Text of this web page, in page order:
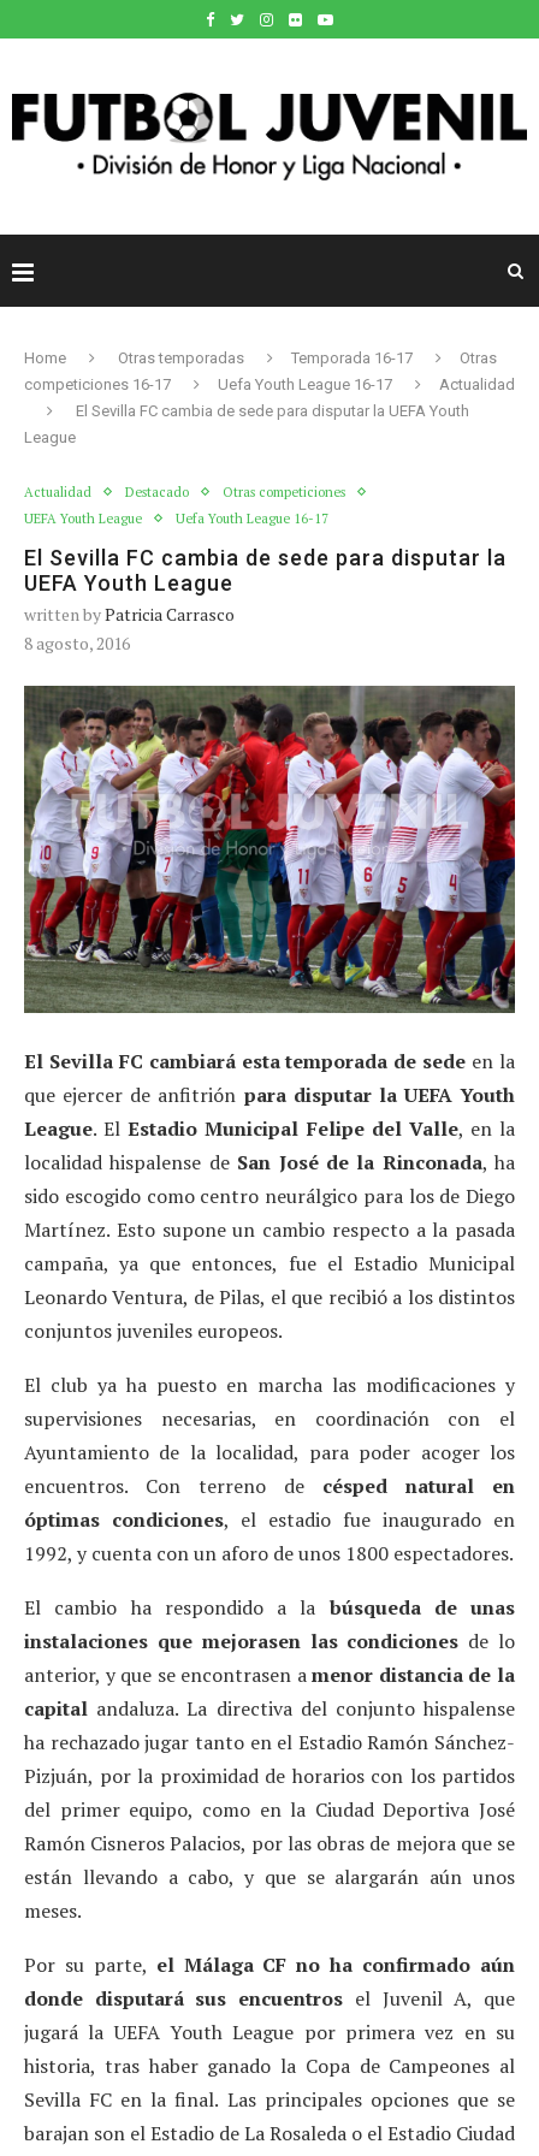
Home Otras temporadas Temporada 16-17
Otras
competiciones 16-17
Uefa Youth League 16-17
Actualidad
El Sevilla FC cambia de sede para disputar la UEFA Youth
League
Actualidad Destacado
Otras competiciones
UEFA Youth League
Uefa Youth League 16-17
El Sevilla FC cambia de sede para disputar la
UEFA Youth League
written byPatricia Carrasco
8 agosto, 2016
El Sevilla FC cambiará esta temporada de sede en la
que ejercer de anfitrión para disputar la UEFA Youth
League. ElEstadio Municipal Felipe del Valle, en la
localidad hispalense de San José de la Rinconada, ha
sido escogido como centro neurálgico para los de Diego
Martínez. Esto supone un cambio respecto a la pasada
campaña, ya que entonces, fue el Estadio Municipal
Leonardo Ventura, de Pilas, el que recibió a los distintos
conjuntos juveniles europeos.
El club ya ha puesto en marcha las modificaciones y
supervisiones necesarias, en coordinación con el
Ayuntamiento de la localidad, para poder acoger los
encuentros. Con terreno de césped natural en
óptimas condiciones, el estadio fue inaugurado en
1992, y cuenta con un aforo de unos 1800 espectadores.
El cambio ha respondido a la búsqueda de unas
instalaciones que mejorasen las condiciones de lo
anterior, y que se encontrasen amenor distancia de la
capital andaluza. La directiva del conjunto hispalense
ha rechazado jugar tanto en el Estadio Ramón Sánchez-
Pizjuán, por la proximidad de horarios con los partidos
del primer equipo, como en la Ciudad Deportiva José
Ramón Cisneros Palacios, por las obras de mejora que se
están llevando a cabo, y que se alargarán aún unos
meses.
Por su parte, el Málaga CF no ha confirmado aún
donde disputará sus encuentros el Juvenil A, que
jugará la UEFA Youth League por primera vez en su
historia, tras haber ganado la Copa de Campeones al
Sevilla FC en la final. Las principales opciones que se
barajan son el Estadio de La Rosaleda o el Estadio Ciudad